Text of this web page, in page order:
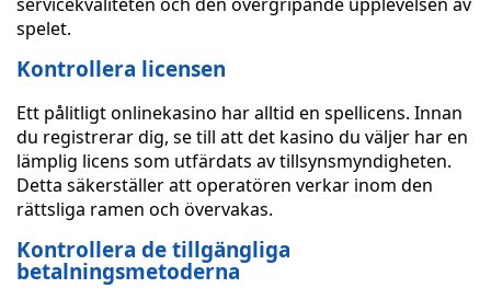
spelet.
Kontrollera licensen
Ett pålitligt onlinekasino har alltid en spellicens. Innan
du registrerar dig, se till att det kasino du väljer har en
lämplig licens som utfärdats av tillsynsmyndigheten.
Detta säkerställer att operatören verkar inom den
rättsliga ramen och övervakas.
Kontrollera de tillgängliga
betalningsmetoderna